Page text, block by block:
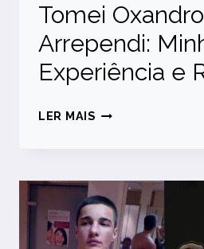
Tomei
Arrependi:
Experiência e
LER MAISTOMEI
ME
ARREPENDI:
MINHA
EXPERIÊNCIA